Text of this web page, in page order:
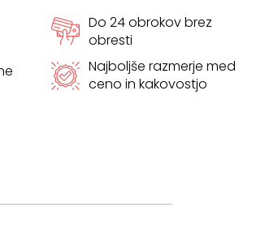
Do 24 obrokov brez
obresti
Najboljše razmerje med
ceno in kakovostjo